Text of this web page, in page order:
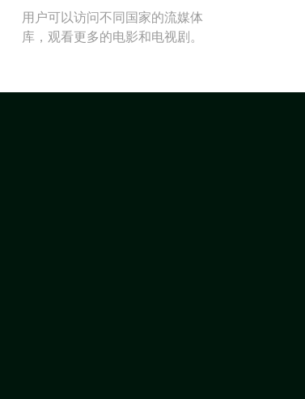
用户可以访问不同国家的流媒体
库，观看更多的电影和电视剧。